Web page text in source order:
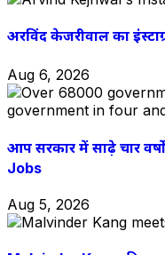
अरविंद केजरीवाल का
Aug 6, 2026
आप सरकार में साढ़े चार
Jobs
Aug 5, 2026